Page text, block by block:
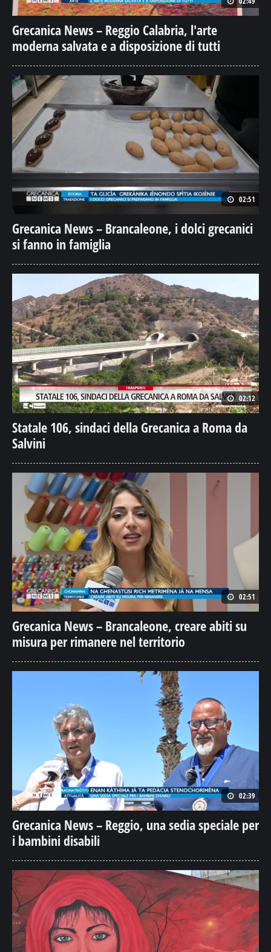
Grecanica News – Reggio Calabria, l'arte
moderna salvata e a disposizione di tutti
02:51
Grecanica News – Brancaleone, i dolci grecanici
si fanno in famiglia
02:12
Statale 106, sindaci della Grecanica a Roma da
Salvini
02:51
Grecanica News – Brancaleone, creare abiti su
misura per rimanere nel territorio
02:39
Grecanica News – Reggio, una sedia speciale per
i bambini disabili